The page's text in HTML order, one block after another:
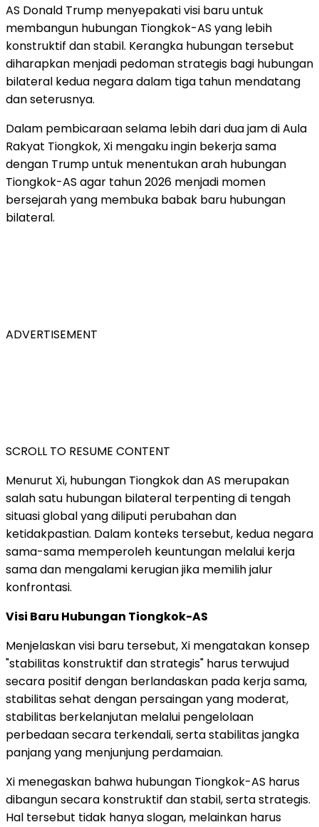
AS Donald Trump menyepakati visi baru untuk
membangun hubungan Tiongkok-AS yang lebih
konstruktif dan stabil. Kerangka hubungan tersebut
diharapkan menjadi pedoman strategis bagi hubungan
bilateral kedua negara dalam tiga tahun mendatang
dan seterusnya.
Dalam pembicaraan selama lebih dari dua jam di Aula
Rakyat Tiongkok, Xi mengaku ingin bekerja sama
dengan Trump untuk menentukan arah hubungan
Tiongkok-AS agar tahun 2026 menjadi momen
bersejarah yang membuka babak baru hubungan
bilateral.
ADVERTISEMENT
SCROLL TO RESUME CONTENT
Menurut Xi, hubungan Tiongkok dan AS merupakan
salah satu hubungan bilateral terpenting di tengah
situasi global yang diliputi perubahan dan
ketidakpastian. Dalam konteks tersebut, kedua negara
sama-sama memperoleh keuntungan melalui kerja
sama dan mengalami kerugian jika memilih jalur
konfrontasi.
Visi Baru Hubungan Tiongkok-AS
Menjelaskan visi baru tersebut, Xi mengatakan konsep
"stabilitas konstruktif dan strategis" harus terwujud
secara positif dengan berlandaskan pada kerja sama,
stabilitas sehat dengan persaingan yang moderat,
stabilitas berkelanjutan melalui pengelolaan
perbedaan secara terkendali, serta stabilitas jangka
panjang yang menjunjung perdamaian.
Xi menegaskan bahwa hubungan Tiongkok-AS harus
dibangun secara konstruktif dan stabil, serta strategis.
Hal tersebut tidak hanya slogan, melainkan harus